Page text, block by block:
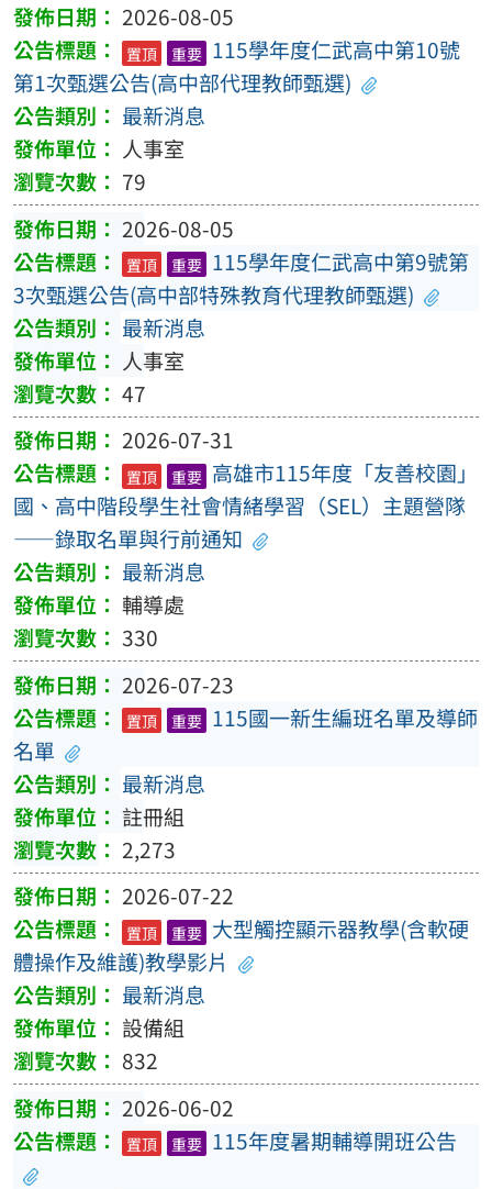
2026-08-05
置頂 重要 115學年度仁武高中第10號
第1次甄選公告(高中部代理教師甄選)
最新消息
人事室
79
2026-08-05
置頂 重要 115學年度仁武高中第9號第
3次甄選公告(高中部特殊教育代理教師甄選)
最新消息
人事室
47
2026-07-31
置頂 重要 高雄市115年度「友善校園」
國、高中階段學生社會情緒學習（SEL）主題營隊
——錄取名單與行前通知
最新消息
輔導處
330
2026-07-23
置頂 重要 115國一新生編班名單及導師
名單
最新消息
註冊組
2,273
2026-07-22
置頂 重要 大型觸控顯示器教學(含軟硬
體操作及維護)教學影片
最新消息
設備組
832
2026-06-02
置頂 重要 115年度暑期輔導開班公告